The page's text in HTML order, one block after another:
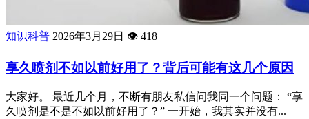
知识科普 2026年3月29日 👁️ 418
享久喷剂不如以前好用了？背后可能有这几个原因
大家好。 最近几个月，不断有朋友私信问我同一个问题： “享
久喷剂是不是不如以前好用了？” 一开始，我其实并没有...